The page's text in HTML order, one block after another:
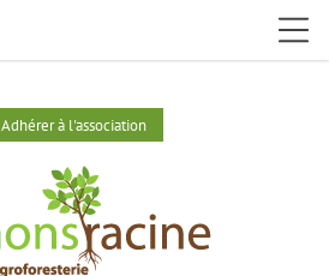
Adhérer à l'association